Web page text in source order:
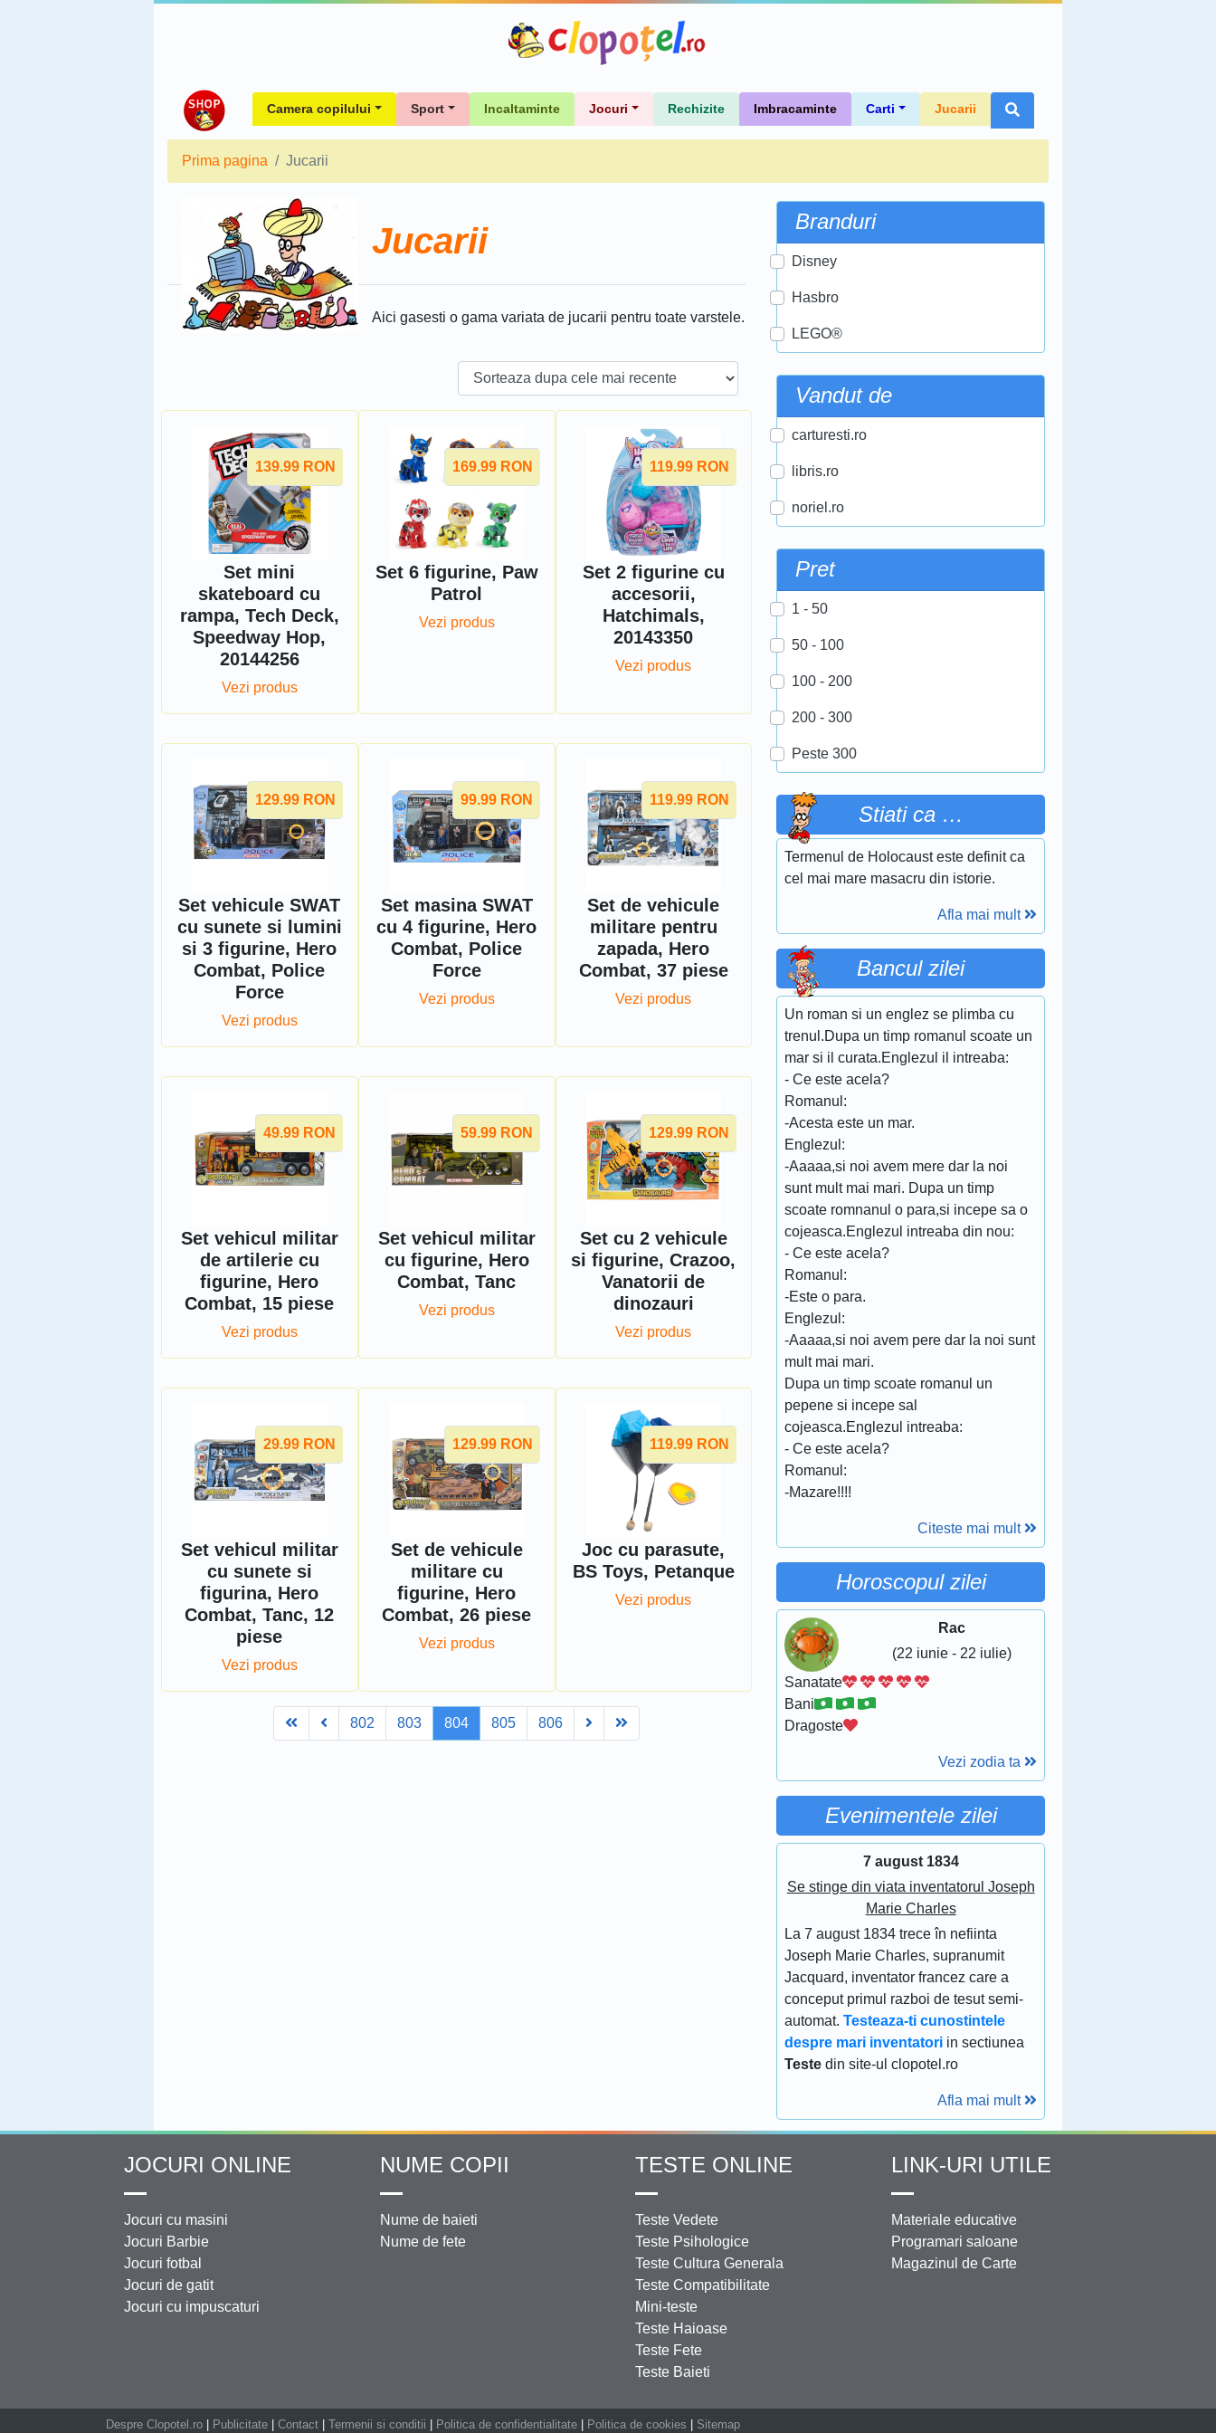
Camera copilului Sport Incaltaminte Jocuri Rechizite Imbracaminte Carti Jucarii
Prima pagina Jucarii
Jucarii
Aici gasesti o gama variata de jucarii pentru toate varstele.
139.99 RON
Set mini
skateboard cu
rampa, Tech Deck,
Speedway Hop,
20144256
Vezi produs
169.99 RON
Set 6 figurine, Paw
Patrol
Vezi produs
119.99 RON
Set 2 figurine cu
accesorii,
Hatchimals,
20143350
Vezi produs
129.99 RON
Set vehicule SWAT
cu sunete si lumini
si 3 figurine, Hero
Combat, Police
Force
Vezi produs
99.99 RON
Set masina SWAT
cu 4 figurine, Hero
Combat, Police
Force
Vezi produs
119.99 RON
Set de vehicule
militare pentru
zapada, Hero
Combat, 37 piese
Vezi produs
49.99 RON
Set vehicul militar
de artilerie cu
figurine, Hero
Combat, 15 piese
Vezi produs
59.99 RON
Set vehicul militar
cu figurine, Hero
Combat, Tanc
Vezi produs
129.99 RON
Set cu 2 vehicule
si figurine, Crazoo,
Vanatorii de
dinozauri
Vezi produs
29.99 RON
Set vehicul militar
cu sunete si
figurina, Hero
Combat, Tanc, 12
piese
Vezi produs
129.99 RON
Set de vehicule
militare cu
figurine, Hero
Combat, 26 piese
Vezi produs
119.99 RON
Joc cu parasute,
BS Toys, Petanque
Vezi produs
FirstPrev802 803 804 805 806 Next
Branduri
Disney
Hasbro
LEGO®
Vandut de
carturesti.ro
libris.ro
noriel.ro
Pret
1 - 50
50 - 100
100 - 200
200 - 300
Peste 300
Stiati ca …
Termenul de Holocaust este definit ca
cel mai mare masacru din istorie.
Afla mai mult
Bancul zilei
Un roman si un englez se plimba cu
trenul.Dupa un timp romanul scoate un
mar si il curata.Englezul il intreaba:
- Ce este acela?
Romanul:
-Acesta este un mar.
Englezul:
-Aaaaa,si noi avem mere dar la noi
sunt mult mai mari. Dupa un timp
scoate romnanul o para,si incepe sa o
cojeasca.Englezul intreaba din nou:
- Ce este acela?
Romanul:
-Este o para.
Englezul:
-Aaaaa,si noi avem pere dar la noi sunt
mult mai mari.
Dupa un timp scoate romanul un
pepene si incepe sal
cojeasca.Englezul intreaba:
- Ce este acela?
Romanul:
-Mazare!!!!
Citeste mai mult
Horoscopul zilei
Rac
(22 iunie - 22 iulie)
Sanatate
Bani
Dragoste
Vezi zodia ta
Evenimentele zilei
7 august 1834
Se stinge din viata inventatorul Joseph
Marie Charles
La 7 august 1834 trece în nefiinta
Joseph Marie Charles, supranumit
Jacquard, inventator francez care a
conceput primul razboi de tesut semi-
automat.Testeaza-ti cunostintele
despre mari inventatori in sectiunea
Teste din site-ul clopotel.ro
Afla mai mult
JOCURI ONLINE
Jocuri cu masini
Jocuri Barbie
Jocuri fotbal
Jocuri de gatit
Jocuri cu impuscaturi
NUME COPII
Nume de baieti
Nume de fete
TESTE ONLINE
Teste Vedete
Teste Psihologice
Teste Cultura Generala
Teste Compatibilitate
Mini-teste
Teste Haioase
Teste Fete
Teste Baieti
LINK-URI UTILE
Materiale educative
Programari saloane
Magazinul de Carte
Despre Clopotel.ro Publicitate Contact Termenii si conditii Politica de confidentialitate Politica de cookies Sitemap